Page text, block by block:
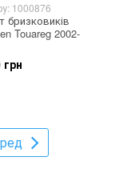
1000876
бризковиків
Touareg 2002-